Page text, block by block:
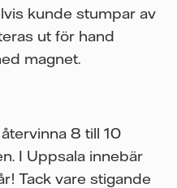
kunde stumpar av
ut för hand
magnet.
8 till 10
I Uppsala innebär
Tack vare stigande